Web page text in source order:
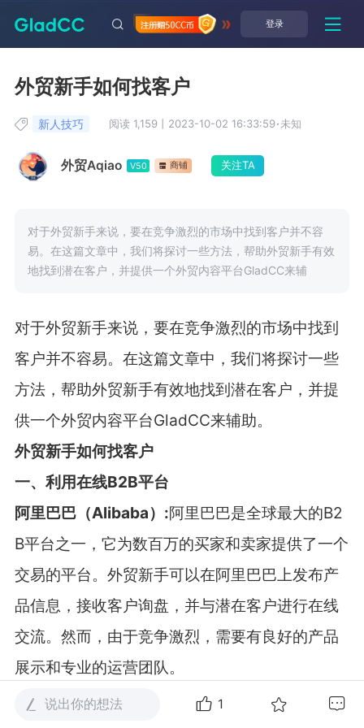
登录
外贸新手如何找客户
外贸Aqiao V50 商铺 关注TA
新人技巧 阅读 1,159 2023-10-02 16:33:59·未知
对于外贸新手来说，要在竞争激烈的市场中找到客户并不容
易。在这篇文章中，我们将探讨一些方法，帮助外贸新手有效
地找到潜在客户，并提供一个外贸内容平台GladCC来辅
对于外贸新手来说，要在竞争激烈的市场中找到
客户并不容易。在这篇文章中，我们将探讨一些
方法，帮助外贸新手有效地找到潜在客户，并提
供一个外贸内容平台GladCC来辅助。
外贸新手如何找客户
一、利用在线B2B平台
阿里巴巴（Alibaba） :阿里巴巴是全球最大的B2
B平台之一，它为数百万的买家和卖家提供了一个
交易的平台。外贸新手可以在阿里巴巴上发布产
品信息，接收客户询盘，并与潜在客户进行在线
交流。然而，由于竞争激烈，需要有良好的产品
展示和专业的运营团队。
免费B2B平台:一些免费 B2B平台也提供了机会，
说出你的想法 1